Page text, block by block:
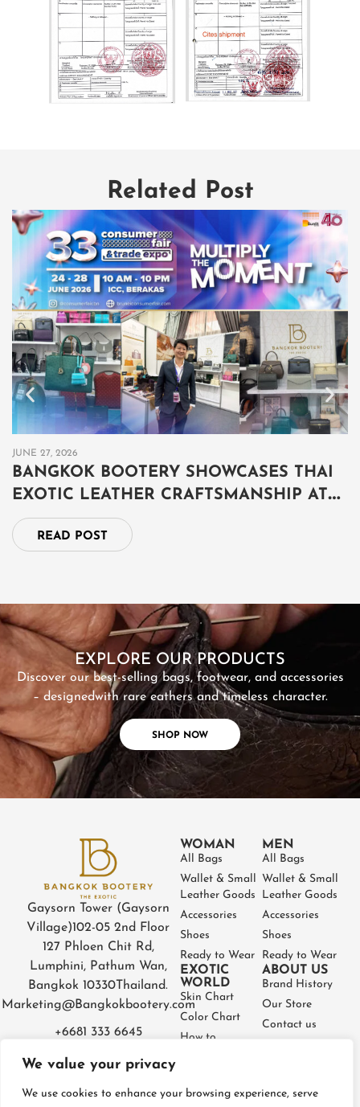
We value your privacy
We use cookies to enhance your browsing experience, serve
Related Post
JUNE 27, 2026
BANGKOK BOOTERY SHOWCASES THAI
EXOTIC LEATHER CRAFTSMANSHIP AT
THAILAND GRAND FAIR 2026 IN BRUNEI
READ POST
EXPLORE OUR PRODUCTS
Discover our best-selling bags, footwear, and accessories
– designedwith rare eathers and timeless character.
SHOP NOW
SHOP NOW
Gaysorn Tower (Gaysorn
Village)102-05 2nd Floor
127 Phloen Chit Rd,
Lumphini, Pathum Wan,
Bangkok 10330 Thailand.
Marketing@Bangkokbootery.com
+6681 333 6645
WOMAN
All Bags
Wallet & Small
Leather Goods
Accessories
Shoes
Ready to Wear
EXOTIC
WORLD
Skin Chart
Color Chart
How to
Care
MEN
All Bags
Wallet & Small
Leather Goods
Accessories
Shoes
Ready to Wear
ABOUT US
Brand History
Our Store
Contact us